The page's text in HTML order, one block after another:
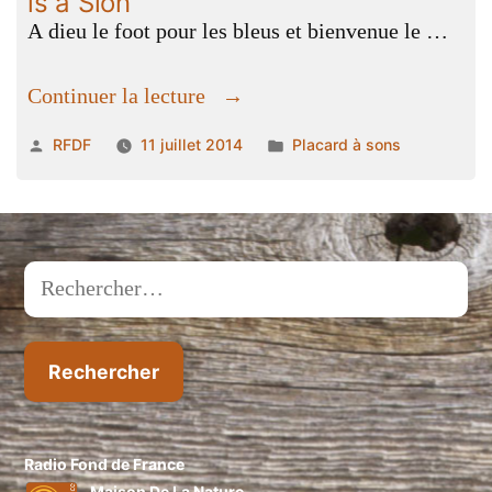
A dieu le foot pour les bleus et bienvenue le …
Continuer la lecture
« édito
11
2014
:
is
à
Sion »
Publié
RFDF 11 juillet 2014
Publié
Placard à sons
Rechercher :
Radio Fond de France